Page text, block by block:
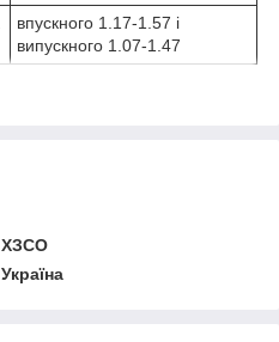
впускного 1.17-1.57 і
випускного 1.07-1.47
ХЗСО
Україна